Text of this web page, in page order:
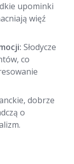
upominki
więź
Słodycze
co
dobrze
o